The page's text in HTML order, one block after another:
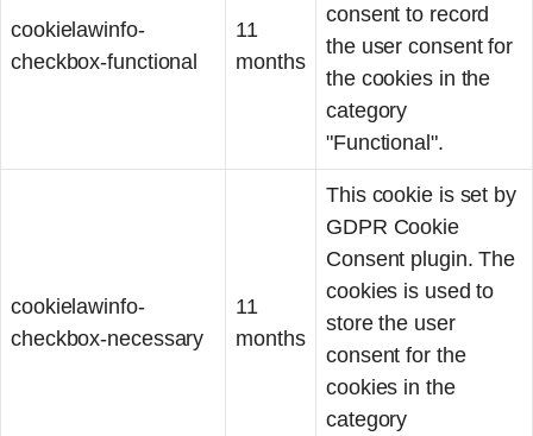
cookielawinfo-
checkbox-functional
11
months
consent to record
the user consent for
the cookies in the
category
"Functional".
cookielawinfo-
checkbox-necessary
11
months
This cookie is set by
GDPR Cookie
Consent plugin. The
cookies is used to
store the user
consent for the
cookies in the
category